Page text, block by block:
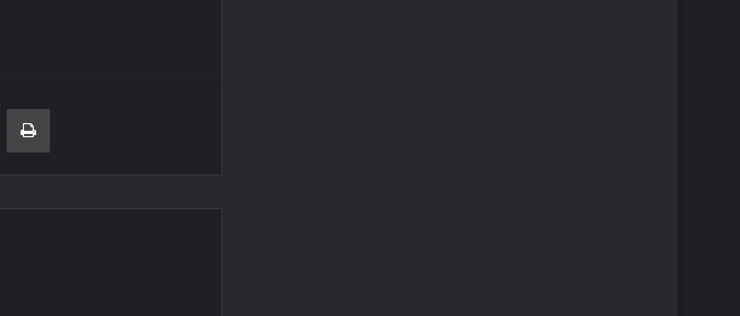
E-Posta ile paylaş Yazdır